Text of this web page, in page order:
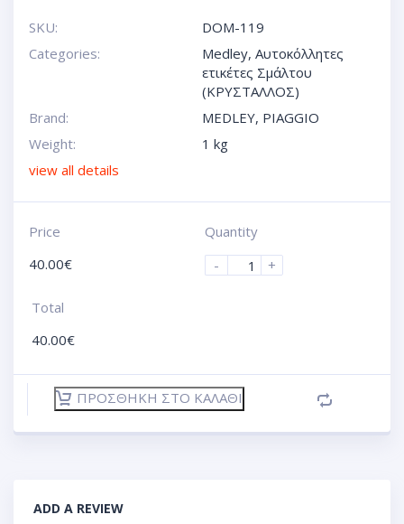
SKU:
DOM-119
Categories:
Medley, Αυτοκόλλητες
ετικέτες Σμάλτου
(ΚΡΥΣΤΑΛΛΟΣ)
Brand:
MEDLEY, PIAGGIO
Weight:
1 kg
view all details
Price
40.00€
Quantity
-
+
Total
40.00€
ΠΡΟΣΘΉΚΗ ΣΤΟ ΚΑΛΆΘΙ
ADD A REVIEW